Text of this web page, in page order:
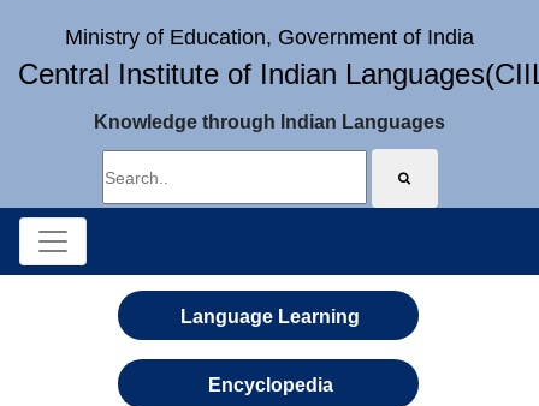
Ministry of Education, Government of India
Central Institute of Indian
Knowledge through Indian Languages
Language Learning
Encyclopedia